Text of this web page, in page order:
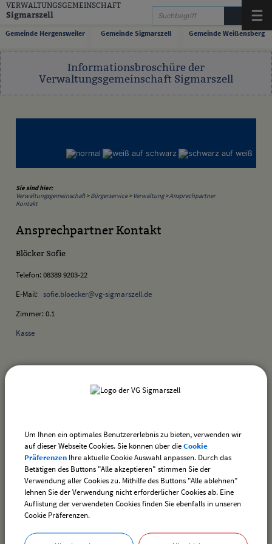
Zum Inhalt,zur Navigationoderzur Startseite springen.
VERWALTUNGSGEMEINSCHAFT
Sigmarszell
Gemeinde Hergensweiler Gemeinde Sigmarszell Gemeinde Weißensberg
Informationsbroschüre der
Verwaltungsgemeinschaft Sigmarszell
Sie sind hier:
Verwaltungsgemeinschaft>Bürgerservice> Verwaltung>Ansprechpartner
Kontakt
Ansprechpartner Kontakt
Blöcker Sofie
Telefon: 08389 9203-22
E-Mail: sofie.bloecker@vg-sigmarszell.de
Zimmer: 0.1
Kasse
Aufgaben:
zurück
druckennach oben
Um Ihnen ein optimales Benutzererlebnis zu bieten, verwenden wir
auf dieser Webseite Cookies. Sie können über dieCookie
Präferenzen Ihre aktuelle Cookie Auswahl anpassen. Durch das
Betätigen des Buttons "Alle akzeptieren" stimmen Sie der
Verwendung aller Cookies zu. Mithilfe des Buttons "Alle ablehnen"
lehnen Sie der Verwendung nicht erforderlicher Cookies ab. Eine
Auflistung der verwendeten Cookies finden Sie ebenfalls in unseren
Cookie Präferenzen.